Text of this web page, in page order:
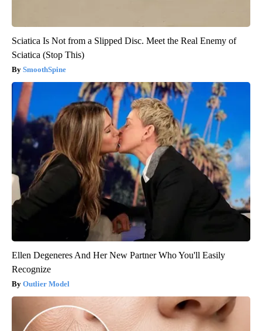
Sciatica Is Not from a Slipped Disc. Meet the Real Enemy of
Sciatica (Stop This)
SmoothSpine
Ellen Degeneres And Her New Partner Who You'll Easily
Recognize
Outlier Model